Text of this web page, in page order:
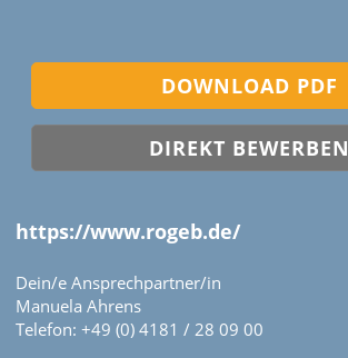
https://www.rogeb.de/
Dein/e Ansprechpartner/in
Manuela Ahrens
Telefon: +49 (0) 4181 / 28 09 00
DOWNLOAD PDF
DIREKT BEWERBEN